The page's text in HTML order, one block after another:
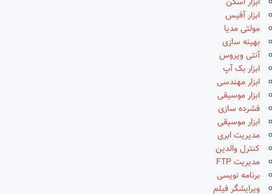
ابزار آفیس
مولتی مدیا
بهینه سازی
آنتی ویروس
ابزار بک آپ
ابزار مهندسی
ابزار موسیقی
فشرده سازی
ابزار موسیقی
مدیریت ابری
کنترل والدین
مدیریت FTP
برنامه نویسی
ویرایشگر فیلم